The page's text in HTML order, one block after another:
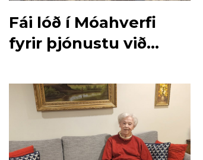
Fái lóð í Móahverfi
fyrir þjónustu við